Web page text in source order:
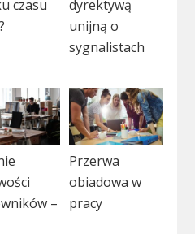
czasu
dyrektywą
unijną o
sygnalistach
–
Przerwa
obiadowa w
pracy